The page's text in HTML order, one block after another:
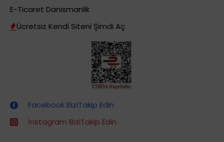
E-Ticaret Danismanlik
Ücretsiz Kendi Siteni Şimdi Aç
Facebook BiziTakip Edin
İnstagram BiziTakip Edin